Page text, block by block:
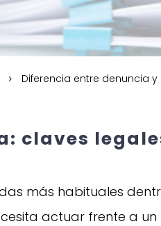
5 Diferencia entre denuncia
claves
más habituales
actuar frente a un